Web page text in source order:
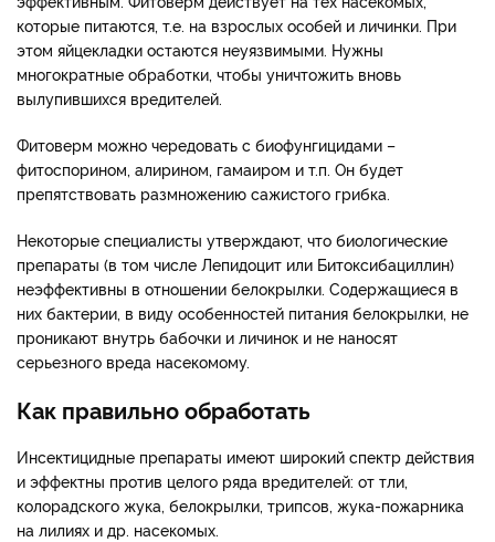
которые питаются, т.е. на взрослых особей и личинки. При
этом яйцекладки остаются неуязвимыми. Нужны
многократные обработки, чтобы уничтожить вновь
вылупившихся вредителей.
Фитоверм можно чередовать с биофунгицидами –
фитоспорином, алирином, гамаиром и т.п. Он будет
препятствовать размножению сажистого грибка.
Некоторые специалисты утверждают, что биологические
препараты (в том числе Лепидоцит или Битоксибациллин)
неэффективны в отношении белокрылки. Содержащиеся в
них бактерии, в виду особенностей питания белокрылки, не
проникают внутрь бабочки и личинок и не наносят
серьезного вреда насекомому.
Как правильно обработать
Инсектицидные препараты имеют широкий спектр действия
и эффектны против целого ряда вредителей: от тли,
колорадского жука, белокрылки, трипсов, жука-пожарника
на лилиях и др. насекомых.